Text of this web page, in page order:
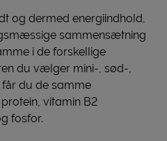
og dermed energiindhold,
sammensætning
i de forskellige
du vælger mini-, sød-,
du de samme
vitamin B2
fosfor.